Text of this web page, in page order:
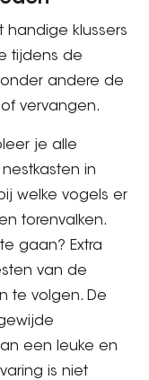
handige klussers
tijdens de
andere de
vervangen.
je alle
in
welke vogels er
torenvalken.
gaan? Extra
van de
te volgen. De
een leuke en
is niet